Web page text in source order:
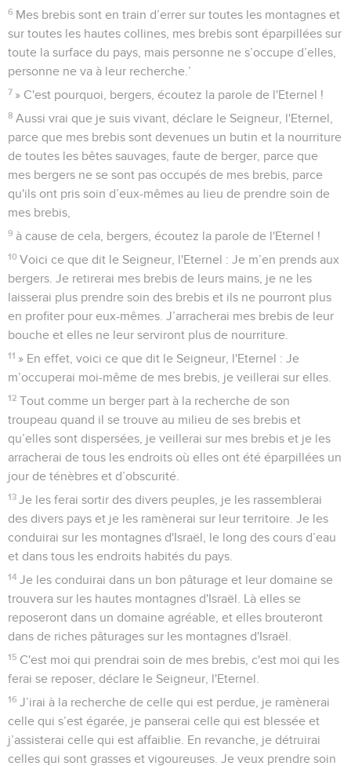
6 Mes brebis sont en train d’errer sur toutes les montagnes et
sur toutes les hautes collines, mes brebis sont éparpillées sur
toute la surface du pays, mais personne ne s’occupe d’elles,
personne ne va à leur recherche.’
7 » C'est pourquoi, bergers, écoutez la parole de l'Eternel !
8 Aussi vrai que je suis vivant, déclare le Seigneur, l'Eternel,
parce que mes brebis sont devenues un butin et la nourriture
de toutes les bêtes sauvages, faute de berger, parce que
mes bergers ne se sont pas occupés de mes brebis, parce
qu'ils ont pris soin d’eux-mêmes au lieu de prendre soin de
mes brebis,
9 à cause de cela, bergers, écoutez la parole de l'Eternel !
10 Voici ce que dit le Seigneur, l'Eternel : Je m’en prends aux
bergers. Je retirerai mes brebis de leurs mains, je ne les
laisserai plus prendre soin des brebis et ils ne pourront plus
en profiter pour eux-mêmes. J’arracherai mes brebis de leur
bouche et elles ne leur serviront plus de nourriture.
11 » En effet, voici ce que dit le Seigneur, l'Eternel : Je
m’occuperai moi-même de mes brebis, je veillerai sur elles.
12 Tout comme un berger part à la recherche de son
troupeau quand il se trouve au milieu de ses brebis et
qu’elles sont dispersées, je veillerai sur mes brebis et je les
arracherai de tous les endroits où elles ont été éparpillées un
jour de ténèbres et d’obscurité.
13 Je les ferai sortir des divers peuples, je les rassemblerai
des divers pays et je les ramènerai sur leur territoire. Je les
conduirai sur les montagnes d'Israël, le long des cours d’eau
et dans tous les endroits habités du pays.
14 Je les conduirai dans un bon pâturage et leur domaine se
trouvera sur les hautes montagnes d'Israël. Là elles se
reposeront dans un domaine agréable, et elles brouteront
dans de riches pâturages sur les montagnes d'Israël.
15 C'est moi qui prendrai soin de mes brebis, c'est moi qui les
ferai se reposer, déclare le Seigneur, l'Eternel.
16 J’irai à la recherche de celle qui est perdue, je ramènerai
celle qui s’est égarée, je panserai celle qui est blessée et
j’assisterai celle qui est affaiblie. En revanche, je détruirai
celles qui sont grasses et vigoureuses. Je veux prendre soin